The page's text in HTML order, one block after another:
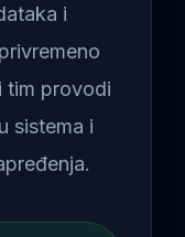
i
tim provodi
sistema i